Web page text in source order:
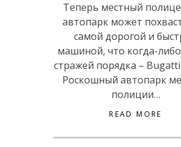
Теперь местный
автопарк может
самой дорогой и
машиной, что когда-
стражей порядка –
Роскошный автопарк
полиции…
READ MORE